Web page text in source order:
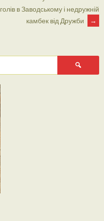
голів в Заводському і недружній
камбек від Дружби
→
Пошук: